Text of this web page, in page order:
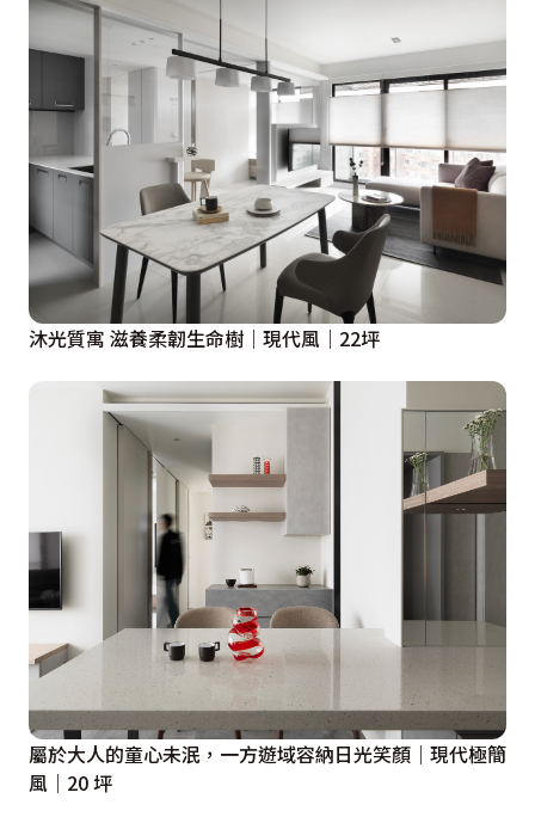
沐光質寓 滋養柔韌生命樹｜現代風｜22坪
屬於大人的童心未泯，一方遊域容納日光笑顏｜現代極簡
風｜20 坪